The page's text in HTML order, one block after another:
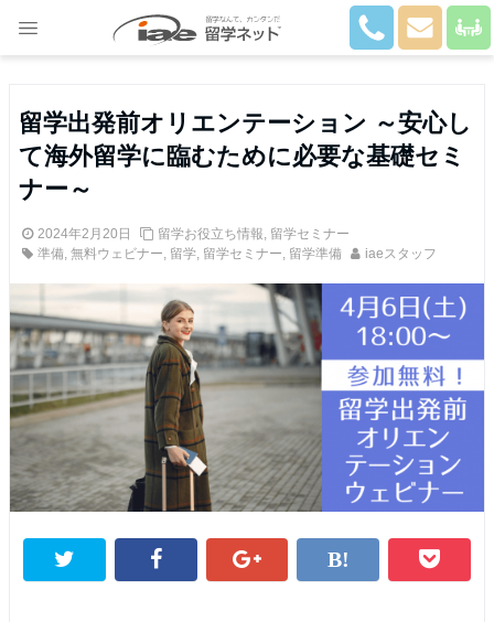
留学出発前オリエンテーション ～安心し
て海外留学に臨むために必要な基礎セミ
ナー～
2024年2月20日 留学お役立ち情報, 留学セミナー
準備, 無料ウェビナー, 留学, 留学セミナー, 留学準備 iaeスタッフ